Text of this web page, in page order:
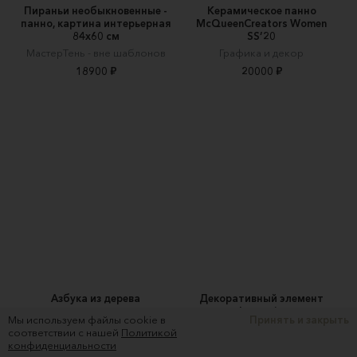
Пираньи необыкновенные -
панно, картина интерьерная
84х60 см
МастерТень - вне шаблонов
18900 ₽
Керамическое панно
McQueenCreators Women
SS’20
Графика и декор
20000 ₽
Азбука из дерева
Mi casa project
870 ₽
Декоративный элемент
Insomnia
Мы используем файлы cookie в
соответствии с нашей Политикой
конфиденциальности